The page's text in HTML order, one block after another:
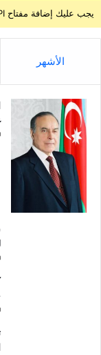
يجب عليك إضافة مفتاح API للطقس من خلال صفحة إعدادات القالب > الدمج
الأشهر